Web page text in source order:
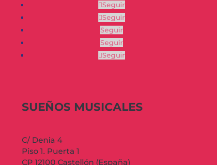
Seguir
Seguir
Seguir
Seguir
Seguir
SUEÑOS MUSICALES
C/ Denia 4
Piso 1. Puerta 1
CP 12100 Castellón (España)